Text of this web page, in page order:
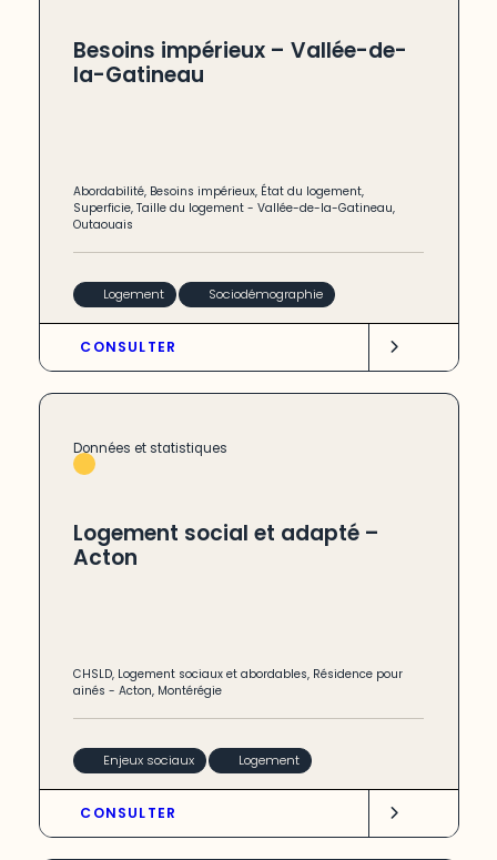
Besoins impérieux – Vallée-de-
la-Gatineau
Abordabilité, Besoins impérieux, État du logement,
Superficie,Taille du logement -Vallée-de-la-Gatineau,
Outaouais
Logement Sociodémographie
CONSULTER
Données et statistiques
Logement social et adapté –
Acton
CHSLD, Logement sociaux et abordables, Résidence pour
ainés -Acton, Montérégie
Enjeux sociaux Logement
CONSULTER